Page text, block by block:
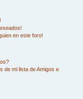
en este foro!
de mi lista de Amigos e